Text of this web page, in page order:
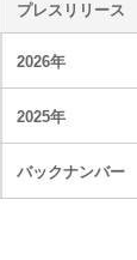
プレスリリース
2026年
2025年
バックナンバー